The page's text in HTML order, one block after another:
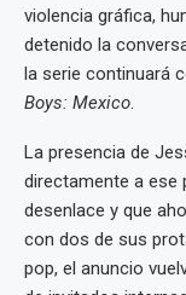
violencia gráfica,
detenido la
la serie continuará
Boys: Mexico.
La presencia de
directamente a ese
desenlace y que
con dos de sus
pop, el anuncio